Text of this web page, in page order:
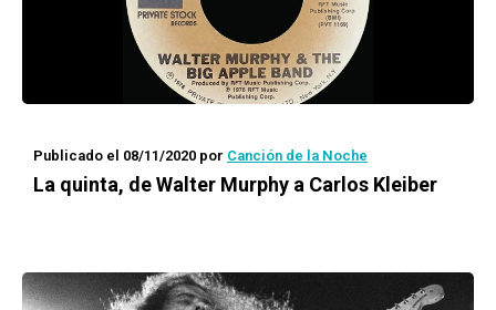
Publicado el 08/11/2020 por Canción de la Noche
La quinta, de Walter Murphy a Carlos Kleiber